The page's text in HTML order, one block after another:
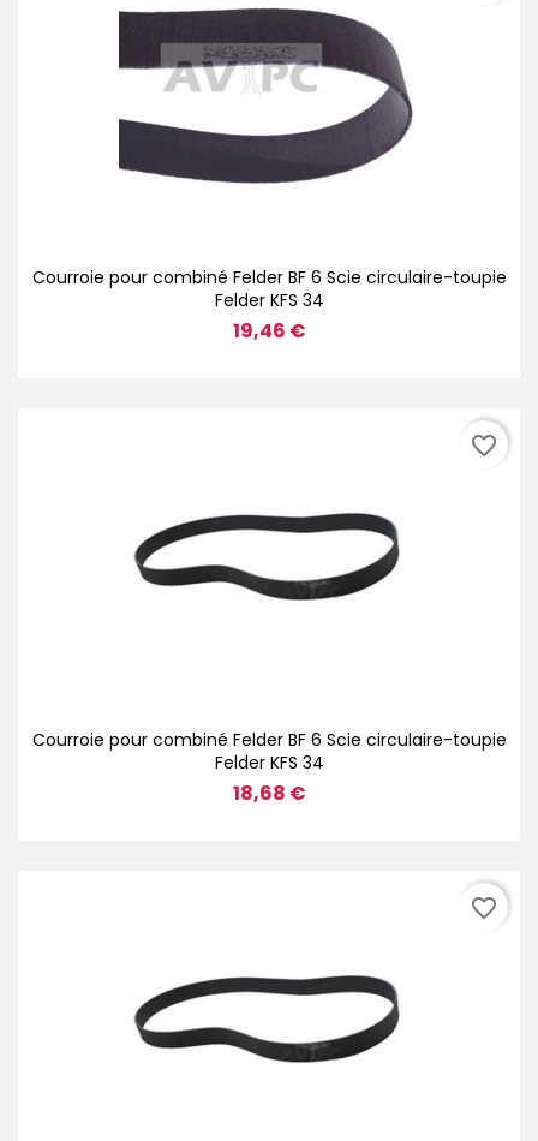
Courroie pour combiné Felder BF 6 Scie circulaire-toupie
Felder KFS 34
19,46 €
Courroie pour combiné Felder BF 6 Scie circulaire-toupie
Felder KFS 34
18,68 €
favorite_border
favorite_border